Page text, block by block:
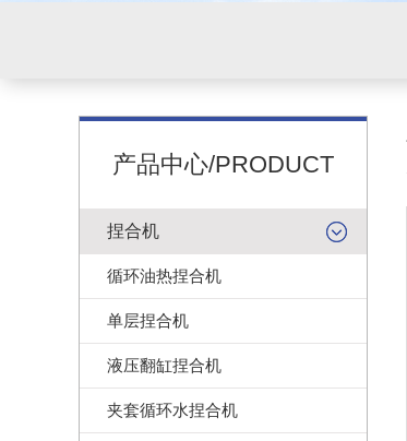
产品中心/PRODUCT
捏合机
循环油热捏合机
单层捏合机
液压翻缸捏合机
夹套循环水捏合机